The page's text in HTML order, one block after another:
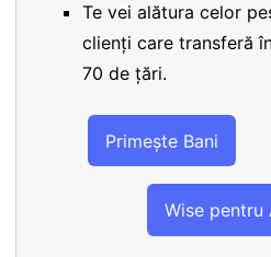
Te vei alătura celor
clienți care transferă
70 de țări.
Primește Bani
Wise pentru